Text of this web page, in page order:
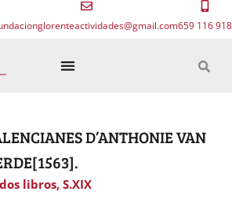
659 116 918
D’ANTHONIE VAN
libros, S.XIX